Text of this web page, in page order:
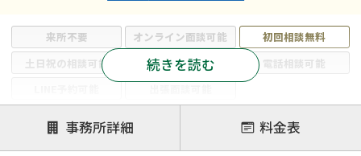
来所不要 オンライン面談可能
初回相談無料
土日祝の相談可能
19時以降電話可能
電話相談可能
注力案件
遺言書作成・遺言執行
相続放棄
相続登記
続きを読む
事務所詳細 料金表